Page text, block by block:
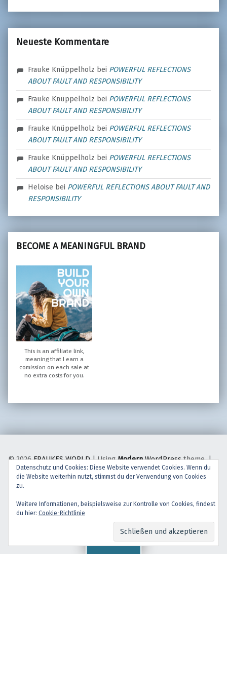
Menu
Neueste Kommentare
Frauke Knüppelholz bei POWERFUL REFLECTIONS
ABOUT FAULT AND RESPONSIBILITY
Frauke Knüppelholz bei POWERFUL REFLECTIONS
ABOUT FAULT AND RESPONSIBILITY
Frauke Knüppelholz bei POWERFUL REFLECTIONS
ABOUT FAULT AND RESPONSIBILITY
Frauke Knüppelholz bei POWERFUL REFLECTIONS
ABOUT FAULT AND RESPONSIBILITY
Heloise bei POWERFUL REFLECTIONS ABOUT FAULT AND
RESPONSIBILITY
BECOME A MEANINGFUL BRAND
This is an affiliate link,
meaning that I earn a
comission on each sale at
no extra costs for you.
© 2026FRAUKES WORLD |UsingModern WordPresstheme.|
Back to top ↑
facebook
instagram
Datenschutz und Cookies: Diese Website verwendet Cookies. Wenn du
die Website weiterhin nutzt, stimmst du der Verwendung von Cookies
zu.
Weitere Informationen, beispielsweise zur Kontrolle von Cookies, findest
du hier: Cookie-Richtlinie